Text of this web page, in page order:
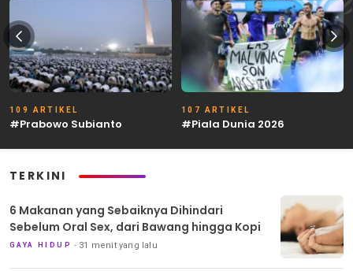
109 ARTIKEL
#Prabowo Subianto
107 ARTIKEL
#Piala Dunia 2026
TERKINI
6 Makanan yang Sebaiknya Dihindari
Sebelum Oral Sex, dari Bawang hingga Kopi
GAYA HIDUP 31 menit yang lalu